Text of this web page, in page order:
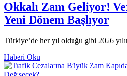
Okkalı Zam Geliyor!
Yeni Dönem Başlıyor
Türkiye’de her yıl olduğu gibi 2026
Haberi Oku